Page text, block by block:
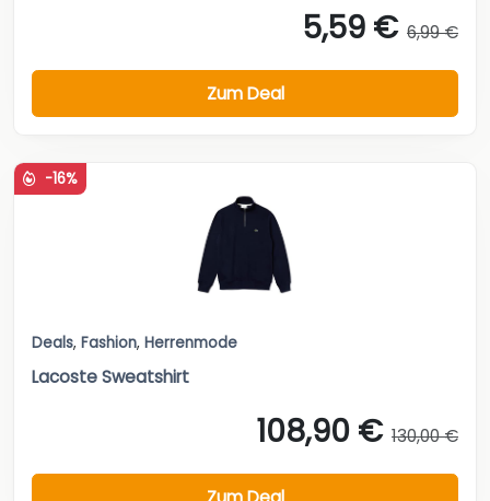
5,59 € 6,99 €
Zum Deal
-16%
Deals, Fashion, Herrenmode
Lacoste Sweatshirt
108,90 € 130,00 €